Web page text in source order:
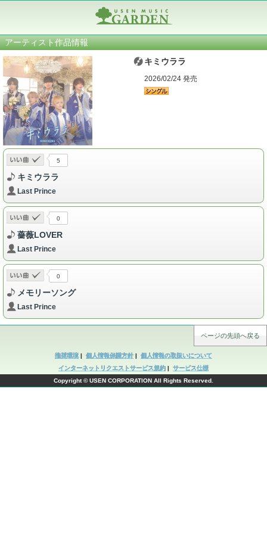
アーティスト作品情報
キミウララ
2026/02/24 発売
5
キミウララ
Last Prince
0
薔薇LOVER
Last Prince
0
メモリーソング
Last Prince
ページの先頭へ戻る
推奨環境| 個人情報保護方針
個人情報の取扱いについて
インターネットリクエストサービス規約
サービス仕様
Copyright © USEN CORPORATION All Rights Reserved.